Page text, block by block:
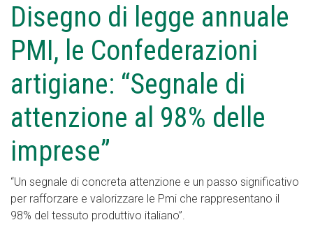
Disegno di legge annuale
PMI, le Confederazioni
artigiane: “Segnale di
attenzione al 98% delle
imprese”
“Un segnale di concreta attenzione e un passo significativo
per rafforzare e valorizzare le Pmi che rappresentano il
98% del tessuto produttivo italiano”.